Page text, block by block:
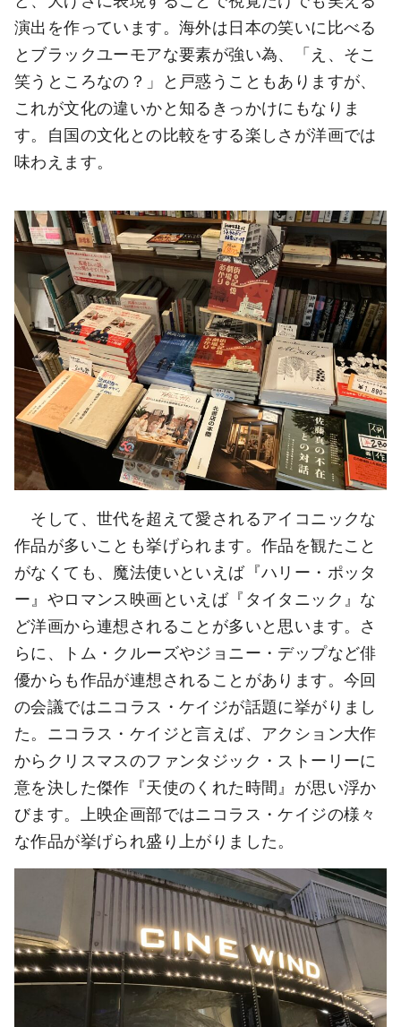
演出を作っています。海外は日本の笑いに比べる
とブラックユーモアな要素が強い為、「え、そこ
笑うところなの？」と戸惑うこともありますが、
これが文化の違いかと知るきっかけにもなりま
す。自国の文化との比較をする楽しさが洋画では
味わえます。
そして、世代を超えて愛されるアイコニックな
作品が多いことも挙げられます。作品を観たこと
がなくても、魔法使いといえば『ハリー・ポッタ
ー』やロマンス映画といえば『タイタニック』な
ど洋画から連想されることが多いと思います。さ
らに、トム・クルーズやジョニー・デップなど俳
優からも作品が連想されることがあります。今回
の会議ではニコラス・ケイジが話題に挙がりまし
た。ニコラス・ケイジと言えば、アクション大作
からクリスマスのファンタジック・ストーリーに
意を決した傑作『天使のくれた時間』が思い浮か
びます。上映企画部ではニコラス・ケイジの様々
な作品が挙げられ盛り上がりました。